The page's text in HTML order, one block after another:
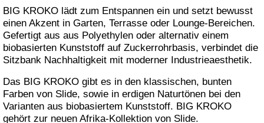
BIG KROKO lädt zum Entspannen ein und setzt bewusst
einen Akzent in Garten, Terrasse oder Lounge-Bereichen.
Gefertigt aus aus Polyethylen oder alternativ einem
biobasierten Kunststoff auf Zuckerrohrbasis, verbindet die
Sitzbank Nachhaltigkeit mit moderner Industrieaesthetik.
Das BIG KROKO gibt es in den klassischen, bunten
Farben von Slide, sowie in erdigen Naturtönen bei den
Varianten aus biobasiertem Kunststoff. BIG KROKO
gehört zur neuen Afrika-Kollektion von Slide.